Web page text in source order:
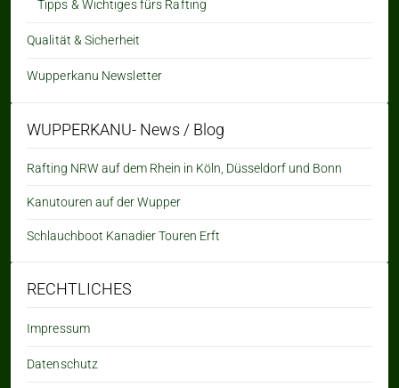
Tipps & Wichtiges fürs Rafting
Qualität & Sicherheit
Wupperkanu Newsletter
WUPPERKANU- News / Blog
Rafting NRW auf dem Rhein in Köln, Düsseldorf und Bonn
Kanutouren auf der Wupper
Schlauchboot Kanadier Touren Erft
RECHTLICHES
Impressum
Datenschutz